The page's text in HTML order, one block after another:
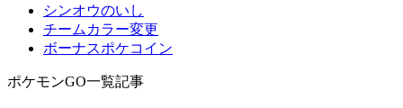
シンオウのいし
チームカラー変更
ボーナスポケコイン
ポケモンGO一覧記事